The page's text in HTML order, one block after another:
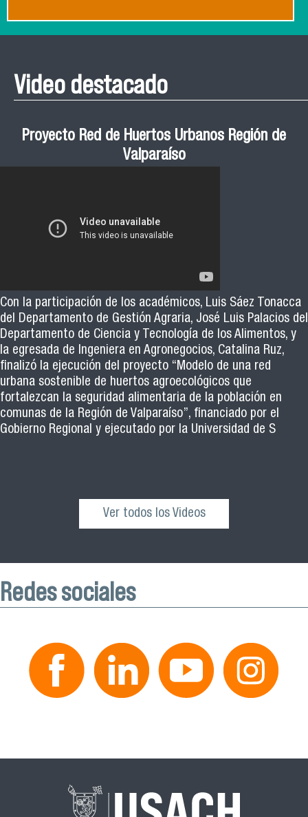
Video destacado
Proyecto Red de Huertos Urbanos Región de
Valparaíso
Con la participación de los académicos, Luis Sáez Tonacca
del Departamento de Gestión Agraria, José Luis Palacios del
Departamento de Ciencia y Tecnología de los Alimentos, y
la egresada de Ingeniera en Agronegocios, Catalina Ruz,
finalizó la ejecución del proyecto “Modelo de una red
urbana sostenible de huertos agroecológicos que
fortalezcan la seguridad alimentaria de la población en
comunas de la Región de Valparaíso”, financiado por el
Gobierno Regional y ejecutado por la Universidad de S
Ver todos los Videos
Redes sociales